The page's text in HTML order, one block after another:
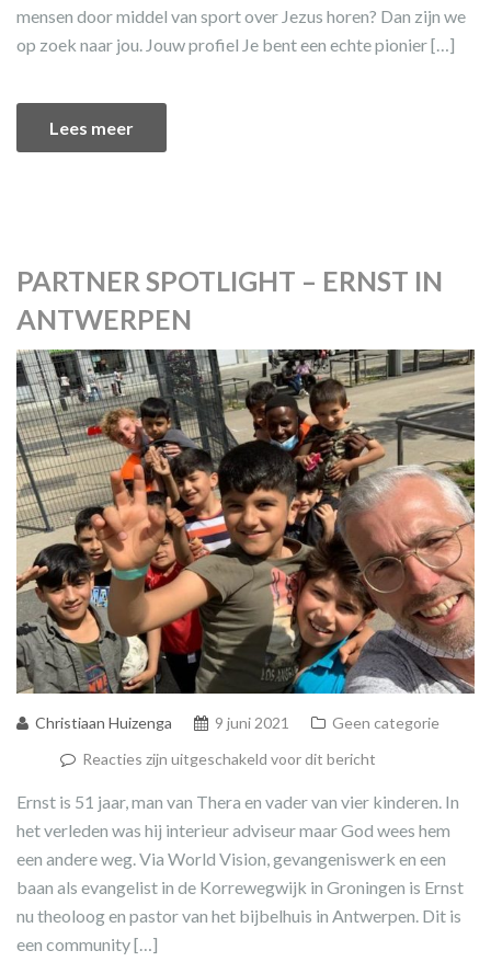
mensen door middel van sport over Jezus horen? Dan zijn we
op zoek naar jou. Jouw profiel Je bent een echte pionier […]
Lees meer
PARTNER SPOTLIGHT – ERNST IN
ANTWERPEN
Christiaan Huizenga 9 juni 2021
Geen categorie
Reacties zijn uitgeschakeld voor dit bericht
Ernst is 51 jaar, man van Thera en vader van vier kinderen. In
het verleden was hij interieur adviseur maar God wees hem
een andere weg. Via World Vision, gevangeniswerk en een
baan als evangelist in de Korrewegwijk in Groningen is Ernst
nu theoloog en pastor van het bijbelhuis in Antwerpen. Dit is
een community […]